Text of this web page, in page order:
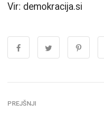
Vir: demokracija.si
PREJŠNJI